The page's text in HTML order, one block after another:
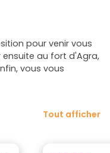
pour venir vous
au fort d'Agra,
vous vous
Tout afficher